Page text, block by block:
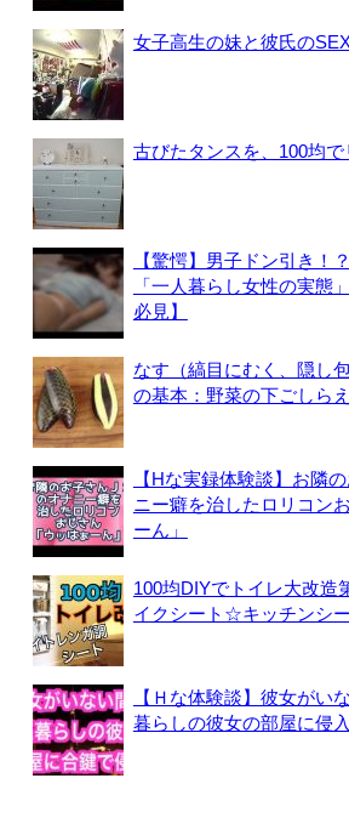
女子高生の妹と彼氏の
古びたタンスを、100均で
【驚愕】男子ドン引き！
「一人暮らし女性の実態
必見】
なす（縞目にむく、
の基本：野菜の下ごしらえ
【Hな実録体験談】お隣
ニー癖を治したロリコン
ーん」
100均DIYでトイレ大改造
イクシート☆キッチンシ
【Ｈな体験談】彼女がい
暮らしの彼女の部屋に侵入